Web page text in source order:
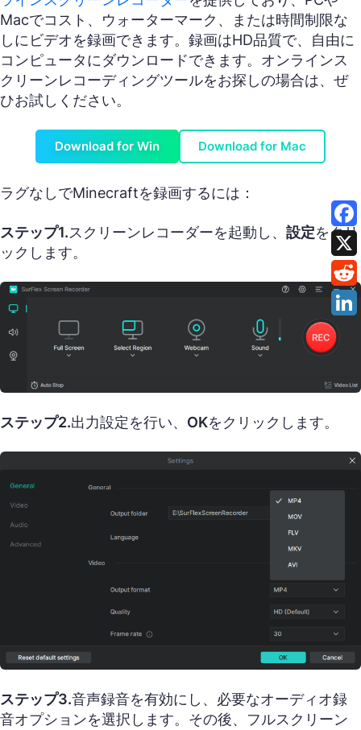
Macでコスト、ウォーターマーク、または時間制限な
しにビデオを録画できます。録画はHD品質で、自由に
コンピュータにダウンロードできます。オンラインス
クリーンレコーディングツールをお探しの場合は、ぜ
ひお試しください。
Download for Win Download for Mac
ラグなしでMinecraftを録画するには：
ステップ1.スクリーンレコーダーを起動し、 設定をクリ
ックします。
ステップ2.出力設定を行い、 OKをクリックします。
ステップ3.音声録音を有効にし、必要なオーディオ録
音オプションを選択します。その後、フルスクリーン